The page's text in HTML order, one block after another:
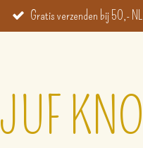
Gratis verzenden bij 50,- NL
JUF